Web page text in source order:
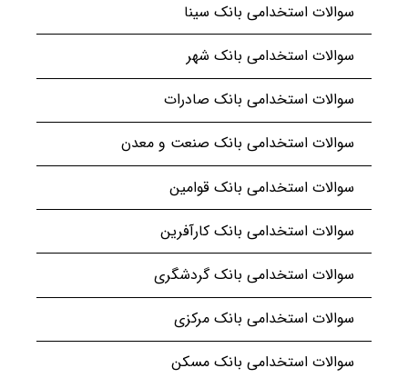
سوالات استخدامی بانک سینا
سوالات استخدامی بانک شهر
سوالات استخدامی بانک صادرات
سوالات استخدامی بانک صنعت و معدن
سوالات استخدامی بانک قوامین
سوالات استخدامی بانک کارآفرین
سوالات استخدامی بانک گردشگری
سوالات استخدامی بانک مرکزی
سوالات استخدامی بانک مسکن